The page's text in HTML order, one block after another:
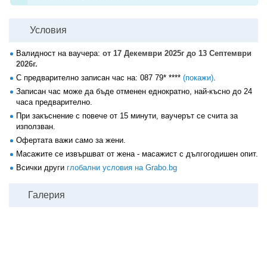
Условия
Валидност на ваучера: от 17 Декември 2025г до 13 Септември
2026г.
С предварително записан час на: 087 79* **** (покажи).
Записан час може да бъде отменен еднократно, най-късно до 24
часа предварително.
При закъснение с повече от 15 минути, ваучерът се счита за
използван.
Офертата важи само за жени.
Масажите се извършват от жена - масажист с дългогодишен опит.
Всички други глобални условия на Grabo.bg
Галерия